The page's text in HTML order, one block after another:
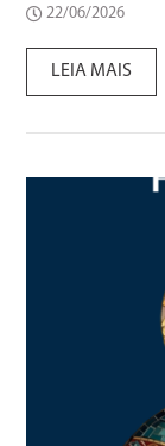
22/06/2026
LEIA MAIS